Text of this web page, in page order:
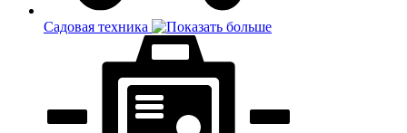
Садовая техника